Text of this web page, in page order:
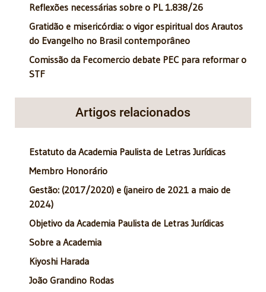
Reflexões necessárias sobre o PL 1.838/26
Gratidão e misericórdia: o vigor espiritual dos Arautos
do Evangelho no Brasil contemporâneo
Comissão da Fecomercio debate PEC para reformar o
STF
Artigos relacionados
Estatuto da Academia Paulista de Letras Jurídicas
Membro Honorário
Gestão: (2017/2020) e (janeiro de 2021 a maio de
2024)
Objetivo da Academia Paulista de Letras Jurídicas
Sobre a Academia
Kiyoshi Harada
João Grandino Rodas